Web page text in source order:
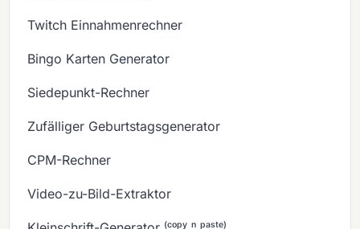
Twitch Einnahmenrechner
Bingo Karten Generator
Siedepunkt-Rechner
Zufälliger Geburtstagsgenerator
CPM-Rechner
Video-zu-Bild-Extraktor